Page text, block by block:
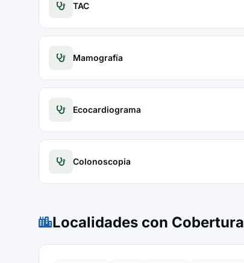
TAC
Mamografía
Ecocardiograma
Colonoscopia
Localidades con Cobertura